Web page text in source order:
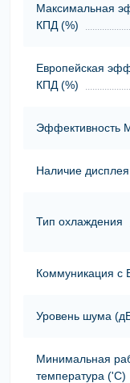
Максимальная
КПД (%)
Европейская
КПД (%)
Эффективность
Наличие дисплея
Тип охлаждения
Коммуникация с
Уровень шума
Минимальная
температура ('С)